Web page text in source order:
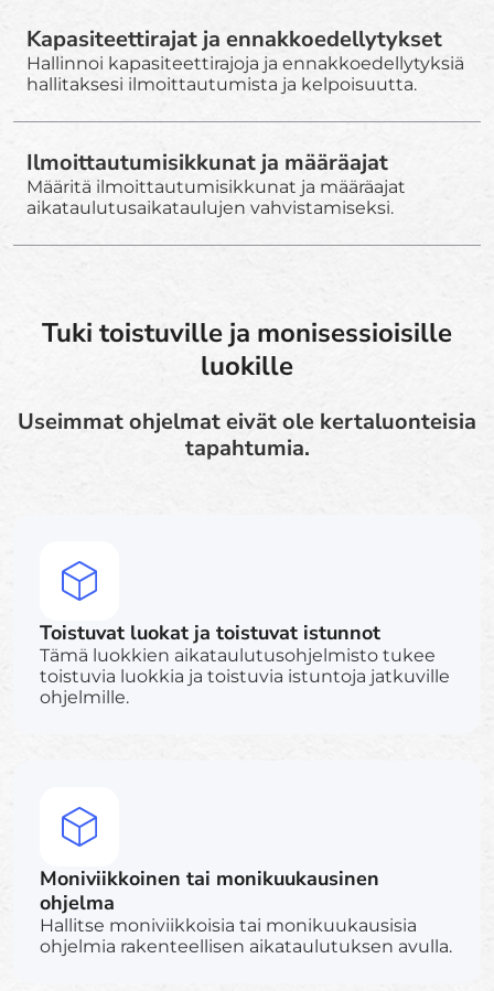
Kapasiteettirajat ja ennakkoedellytykset
Hallinnoi kapasiteettirajoja ja ennakkoedellytyksiä
hallitaksesi ilmoittautumista ja kelpoisuutta.
Ilmoittautumisikkunat ja määräajat
Määritä ilmoittautumisikkunat ja määräajat
aikataulutusaikataulujen vahvistamiseksi.
Tuki toistuville ja monisessioisille
luokille
Useimmat ohjelmat eivät ole kertaluonteisia
tapahtumia.
Toistuvat luokat ja toistuvat istunnot
Tämä luokkien aikataulutusohjelmisto tukee
toistuvia luokkia ja toistuvia istuntoja jatkuville
ohjelmille.
Moniviikkoinen tai monikuukausinen
ohjelma
Hallitse moniviikkoisia tai monikuukausisia
ohjelmia rakenteellisen aikataulutuksen avulla.